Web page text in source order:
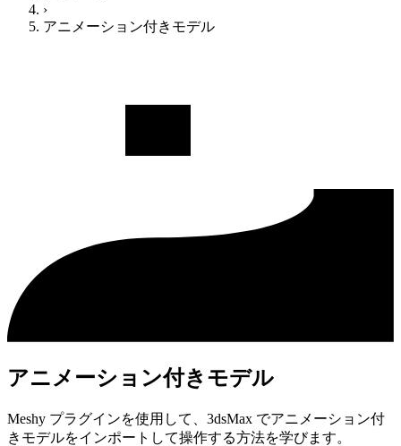
›
アニメーション付きモデル
アニメーション付きモデル
Meshy プラグインを使用して、3dsMax でアニメーション付
きモデルをインポートして操作する方法を学びます。